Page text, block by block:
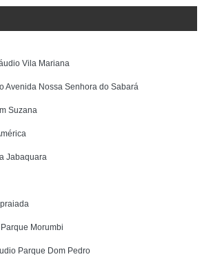
Vila Mariana
Avenida Nossa Senhora do Sabará
Suzana
Jabaquara
Morumbi
Parque Dom Pedro